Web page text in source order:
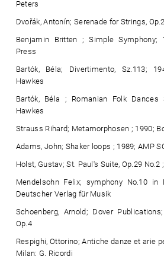
Peters
Dvořák, Antonín; Serenade for Strings,
Benjamin Britten ; Simple Symphony;
Press
Bartók, Béla; Divertimento, Sz.113;
Hawkes
Bartók, Béla ; Romanian Folk Dances
Hawkes
Strauss Rihard; Metamorphosen ; 1990;
Adams, John; Shaker loops ; 1989; AMP
Holst, Gustav; St. Paul's Suite, Op.29 No.2
Mendelsohn Felix; symphony No.10 in
Deutscher Verlag für Musik
Schoenberg, Arnold; Dover
Op.4
Respighi, Ottorino; Antiche danze et arie
Milan: G. Ricordi